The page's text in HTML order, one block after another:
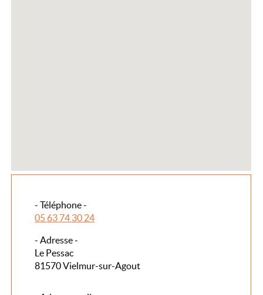
- Téléphone -
05 63 74 30 24
- Adresse -
Le Pessac
81570 Vielmur-sur-Agout